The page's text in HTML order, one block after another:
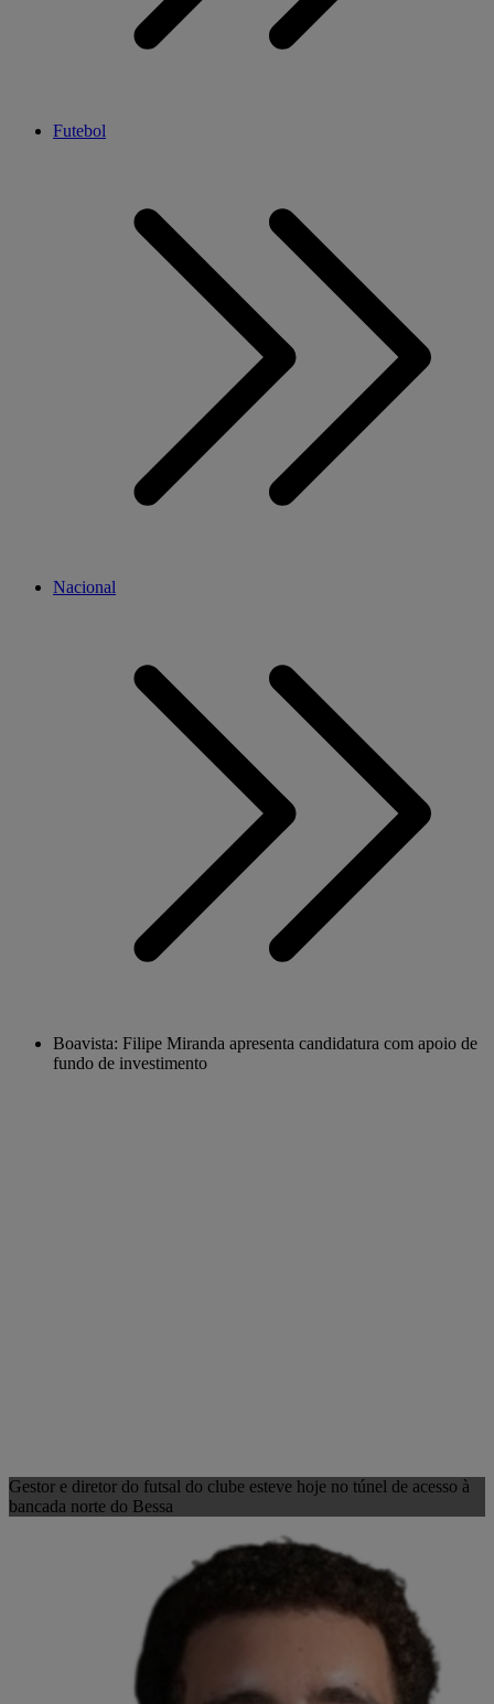
Futebol
Nacional
Boavista: Filipe Miranda apresenta candidatura com apoio de
fundo de investimento
Gestor e diretor do futsal do clube esteve hoje no túnel de acesso à
bancada norte do Bessa